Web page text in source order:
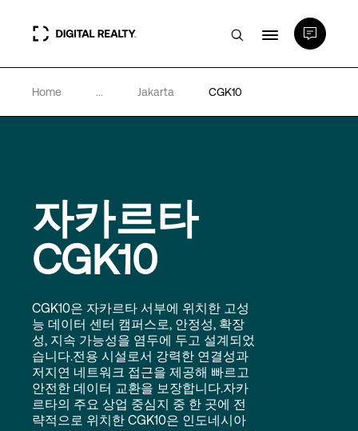
데이터 센터
파트너
전문성 및 리소스
소개
Language
로그인
Home ... Jakarta CGK10
자카르타
CGK10
CGK10은 자카르타 서부에 위치한 고성
능 데이터 센터 캠퍼스로, 안정성, 확장
성, 지속 가능성을 염두에 두고 설계되었
습니다.전용 시설로서 강력한 연결성과
저지연 네트워크 접근을 제공해 빠르고
안전한 데이터 교환을 보장합니다.자카
르타의 주요 상업 중심지 중 한 곳에 전
략적으로 위치한 CGK10은 인도네시아